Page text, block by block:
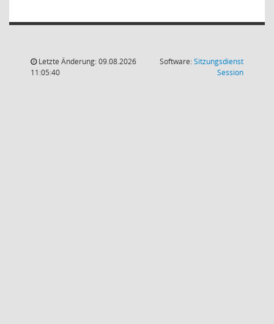
Letzte Änderung: 09.08.2026
11:05:40
Software:Sitzungsdienst
Session(Wird in